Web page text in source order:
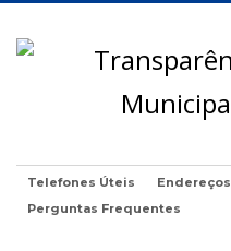
Telefones Úteis Endereços
Perguntas Frequentes